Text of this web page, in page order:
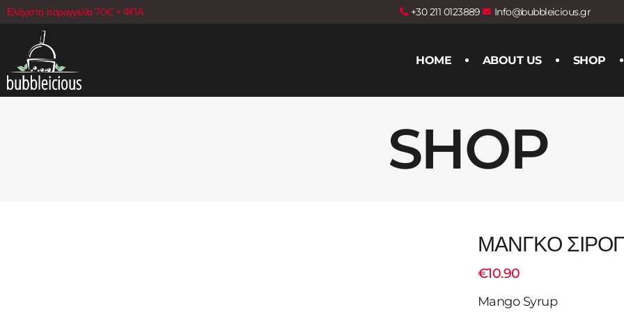
Ελάχιστη παραγγελία 70€ + ΦΠΑ +30 211 0123889 Info@bubbleicious.gr
HOME ABOUT US SHOP
SHOP
ΜΑΝΓΚΟ
€10.90
Mango Syrup